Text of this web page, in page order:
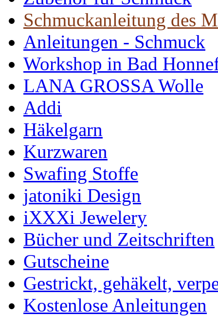
Schmuckanleitung des
Anleitungen - Schmuck
Workshop in Bad
LANA GROSSA Wolle
Addi
Häkelgarn
Kurzwaren
Swafing Stoffe
jatoniki Design
iXXXi Jewelery
Bücher und Zeitschriften
Gutscheine
Gestrickt, gehäkelt,
Kostenlose Anleitungen